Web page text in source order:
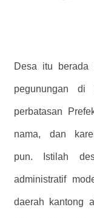
Desa itu berada
pegunungan di
perbatasan
nama, dan
pun. Istilah
administratif
daerah kantong